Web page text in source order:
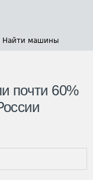
Найти машины
почти 60%